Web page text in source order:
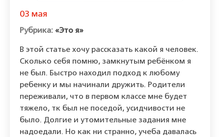
03 мая
«Это я»
В этой статье хочу рассказать какой я человек.
Сколько себя помню, замкнутым ребёнком я
не был. Быстро находил подход к любому
ребенку и мы начинали дружить. Родители
переживали, что в первом классе мне будет
тяжело, тк был не поседой, усидчивости не
было. Долгие и утомительные задания мне
надоедали. Но как ни странно, учеба давалась